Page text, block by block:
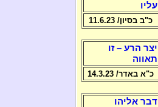
עליו
כ"ב בסיון/ 11.6.23
יצר הרע – זו
תאווה
כ"א באדר/ 14.3.23
דבר אליהו